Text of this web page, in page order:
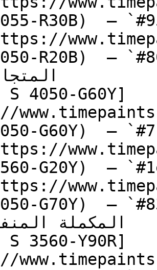
R30B)  —
R20B)  —
4050-G60Y]
G60Y)  —
G20Y)  —
G70Y)  —
3560-Y90R]